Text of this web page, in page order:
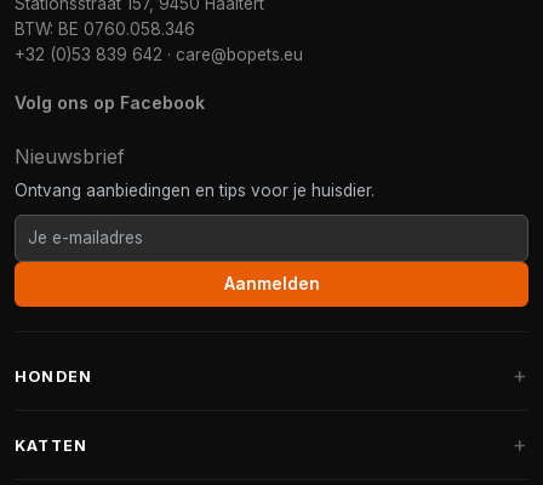
BTW: BE 0760.058.346
+32 (0)53 839 642 · care@bopets.eu
Volg ons op Facebook
Nieuwsbrief
Ontvang aanbiedingen en tips voor je huisdier.
Aanmelden
HONDEN
KATTEN